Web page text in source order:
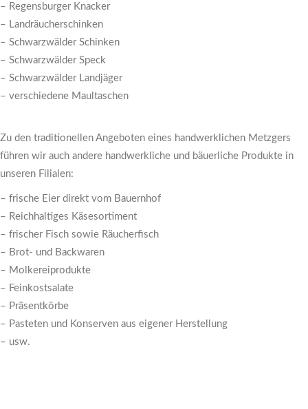
– Regensburger Knacker
– Landräucherschinken
– Schwarzwälder Schinken
– Schwarzwälder Speck
– Schwarzwälder Landjäger
– verschiedene Maultaschen
Zu den traditionellen Angeboten eines handwerklichen Metzgers
führen wir auch andere handwerkliche und bäuerliche Produkte in
unseren Filialen:
– frische Eier direkt vom Bauernhof
– Reichhaltiges Käsesortiment
– frischer Fisch sowie Räucherfisch
– Brot- und Backwaren
– Molkereiprodukte
– Feinkostsalate
– Präsentkörbe
– Pasteten und Konserven aus eigener Herstellung
– usw.